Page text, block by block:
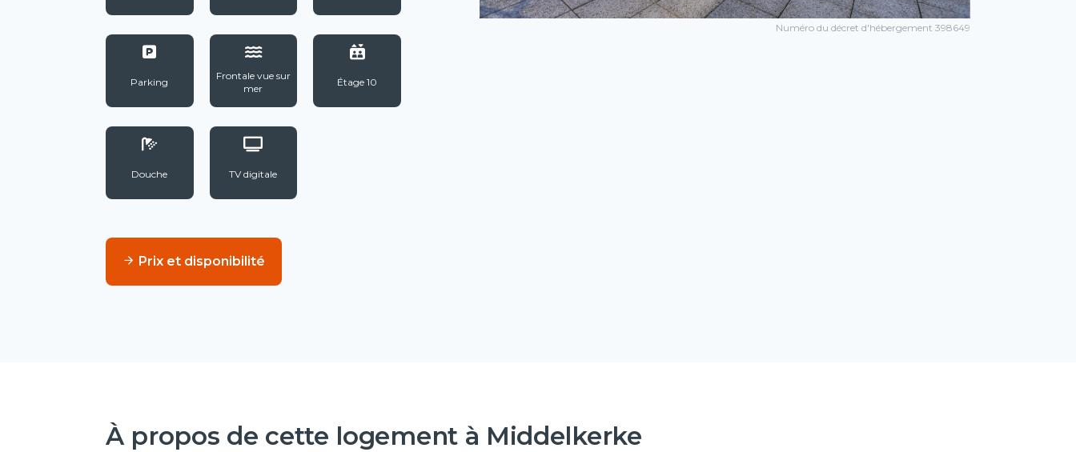
Parking
Frontale vue sur
mer
Étage 10
Douche TV digitale
Prix et disponibilité
Numéro du décret d'hébergement 398649
À propos de cette logement à Middelkerke